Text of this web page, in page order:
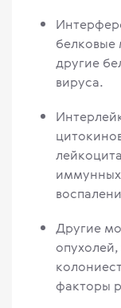
белковые
другие
вируса.
Другие
факторы